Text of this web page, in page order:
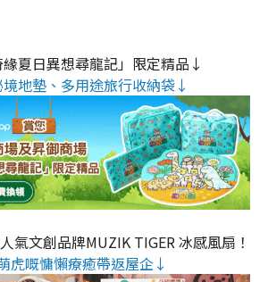
夏日異想尋龍記」限定精品↓
地墊、多用途旅行收納袋↓
氣文創品牌MUZIK TIGER 冰感風扇！
虎嘅慵懶療癒帶返屋企↓